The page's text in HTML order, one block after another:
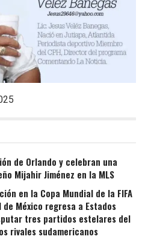
de Orlando y celebran una
Mijahir Jiménez en la MLS
en la Copa Mundial de la FIFA
México regresa a Estados
tres partidos estelares del
rivales sudamericanos